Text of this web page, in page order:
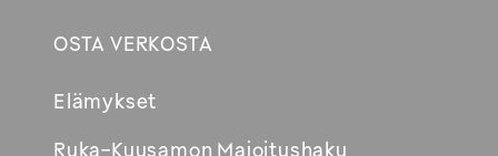
OSTA VERKOSTA
Elämykset
Ruka-Kuusamon Majoitushaku